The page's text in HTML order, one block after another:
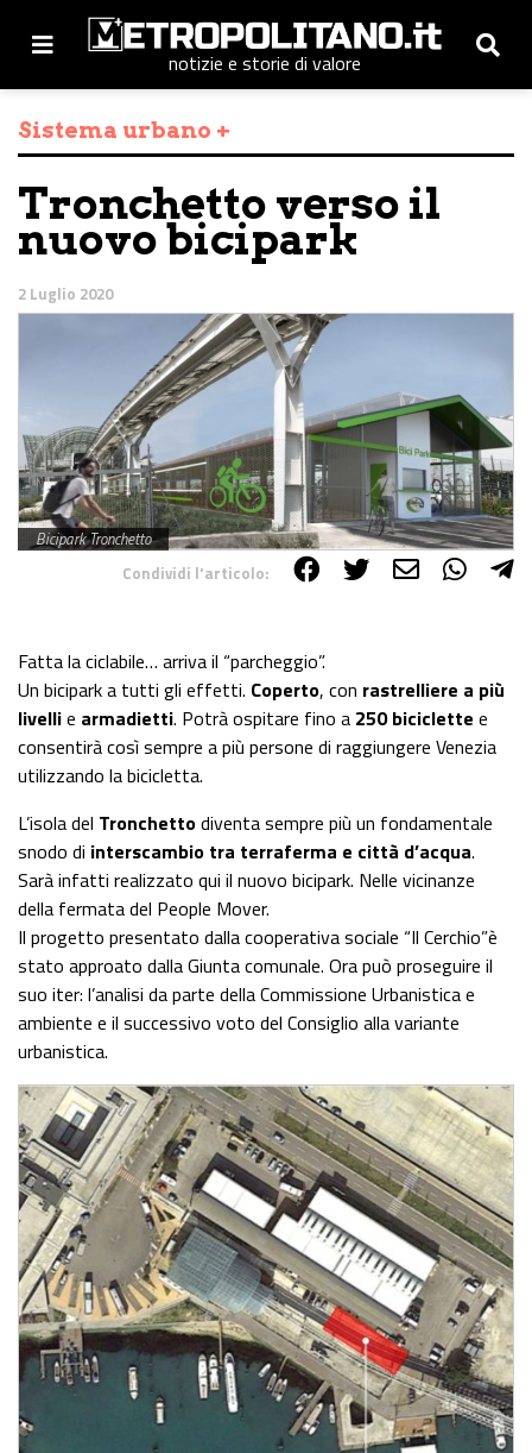
notizie e storie di valore
Sistema urbano +
Tronchetto verso il
nuovo bicipark
2 Luglio 2020
Bicipark Tronchetto
Condividi l'articolo:
Fatta la ciclabile… arriva il “parcheggio”.
Un bicipark a tutti gli effetti. Coperto, con rastrelliere a più
livellie armadietti. Potrà ospitare fino a 250 biciclette e
consentirà così sempre a più persone di raggiungere Venezia
utilizzando la bicicletta.
L’isola del Tronchettodiventa sempre più un fondamentale
snodo di interscambio tra terraferma e città d’acqua.
Sarà infatti realizzato qui il nuovo bicipark. Nelle vicinanze
della fermata del People Mover.
Il progetto presentato dalla cooperativa sociale “Il Cerchio”è
stato approato dalla Giunta comunale. Ora può proseguire il
suo iter: l’analisi da parte della Commissione Urbanistica e
ambiente e il successivo voto del Consiglio alla variante
urbanistica.